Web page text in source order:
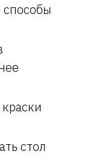
стол